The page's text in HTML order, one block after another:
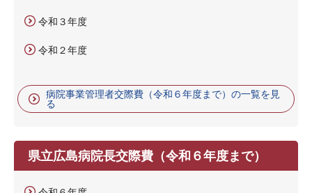
令和３年度
令和２年度
病院事業管理者交際費（令和６年度まで）の一覧を見
る
県立広島病院長交際費（令和６年度まで）